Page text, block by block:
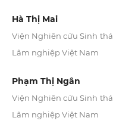
Hà Thị Mai
Viện Nghiên cứu Sinh
Lâm nghiệp Việt Nam
Phạm Thị Ngân
Viện Nghiên cứu Sinh
Lâm nghiệp Việt Nam